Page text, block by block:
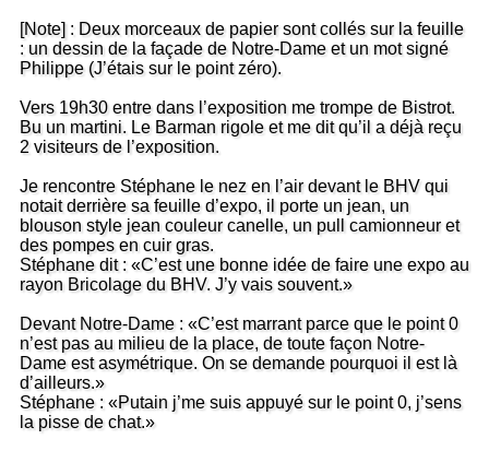
[Note] : Deux morceaux de papier sont collés sur la feuille
: un dessin de la façade de Notre-Dame et un mot signé
Philippe (J’étais sur le point zéro).
Vers 19h30 entre dans l’exposition me trompe de Bistrot.
Bu un martini. Le Barman rigole et me dit qu’il a déjà reçu
2 visiteurs de l’exposition.
Je rencontre Stéphane le nez en l’air devant le BHV qui
notait derrière sa feuille d’expo, il porte un jean, un
blouson style jean couleur canelle, un pull camionneur et
des pompes en cuir gras.
Stéphane dit : «C’est une bonne idée de faire une expo au
rayon Bricolage du BHV. J’y vais souvent.»
Devant Notre-Dame : «C’est marrant parce que le point 0
n’est pas au milieu de la place, de toute façon Notre-
Dame est asymétrique. On se demande pourquoi il est là
d’ailleurs.»
Stéphane : «Putain j’me suis appuyé sur le point 0, j’sens
la pisse de chat.»